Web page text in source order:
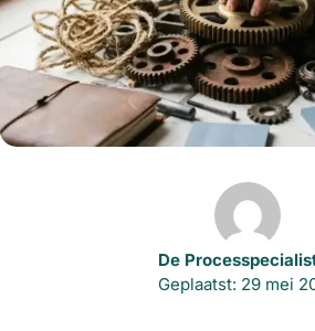
De
Geplaatst: 29 mei